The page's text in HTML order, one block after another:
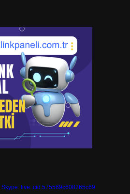
Skype: live:.cid.575569c608265c69